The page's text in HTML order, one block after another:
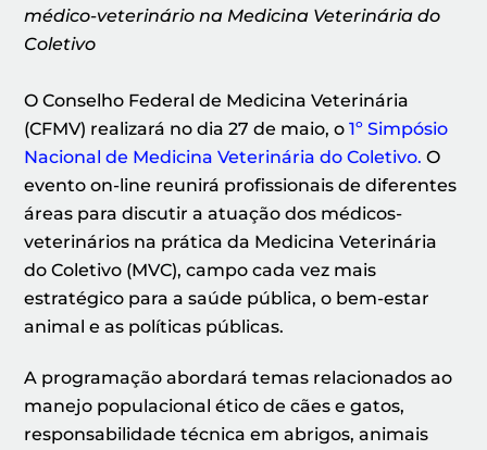
médico-veterinário na Medicina Veterinária do
Coletivo
O Conselho Federal de Medicina Veterinária
(CFMV) realizará no dia 27 de maio, o1º Simpósio
Nacional de Medicina Veterinária do Coletivo. O
evento on-line reunirá profissionais de diferentes
áreas para discutir a atuação dos médicos-
veterinários na prática da Medicina Veterinária
do Coletivo (MVC), campo cada vez mais
estratégico para a saúde pública, o bem-estar
animal e as políticas públicas.
A programação abordará temas relacionados ao
manejo populacional ético de cães e gatos,
responsabilidade técnica em abrigos, animais